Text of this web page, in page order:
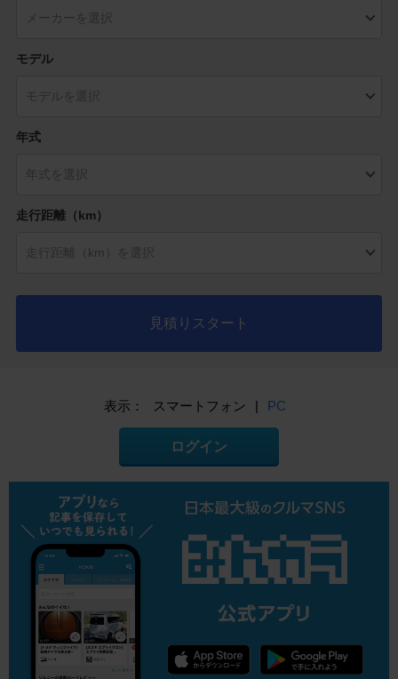
モデル
年式
走行距離（km）
見積りスタート
表示： スマートフォン PC
ログイン